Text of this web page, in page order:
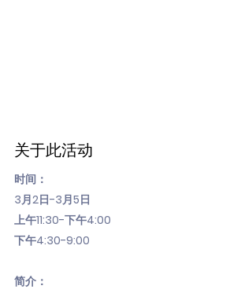
关于此活动
时间：
3月2日-3月5日
上午11:30-下午4:00
下午4:30-9:00
简介：